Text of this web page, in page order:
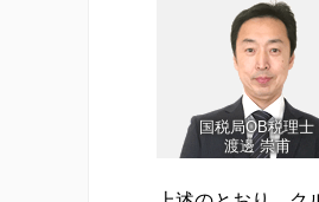
国税局OB税理士
渡邊 崇甫